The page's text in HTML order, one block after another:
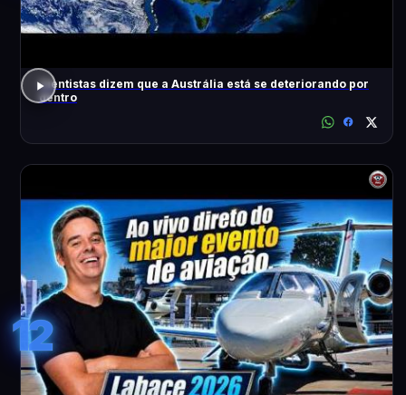
Cientistas dizem que a Austrália está se deteriorando por
dentro
12